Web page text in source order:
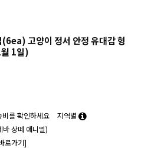
고양이 정서 안정 유대감 형
1일)
비를 확인하세요
지역별
바 상떼 애니멀)
로가기]